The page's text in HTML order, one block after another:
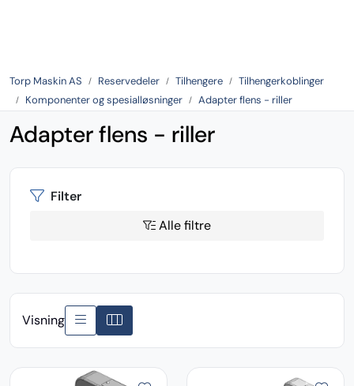
Torp Maskin AS Reservedeler Tilhengere
Tilhengerkoblinger
Komponenter og spesialløsninger
Adapter flens - riller
Filter
Alle filtre
Visning
Adapter flens - riller